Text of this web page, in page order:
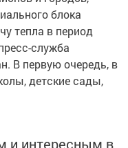
блока
тепла в период
служба
В первую очередь, в
детские сады,
и интересным в